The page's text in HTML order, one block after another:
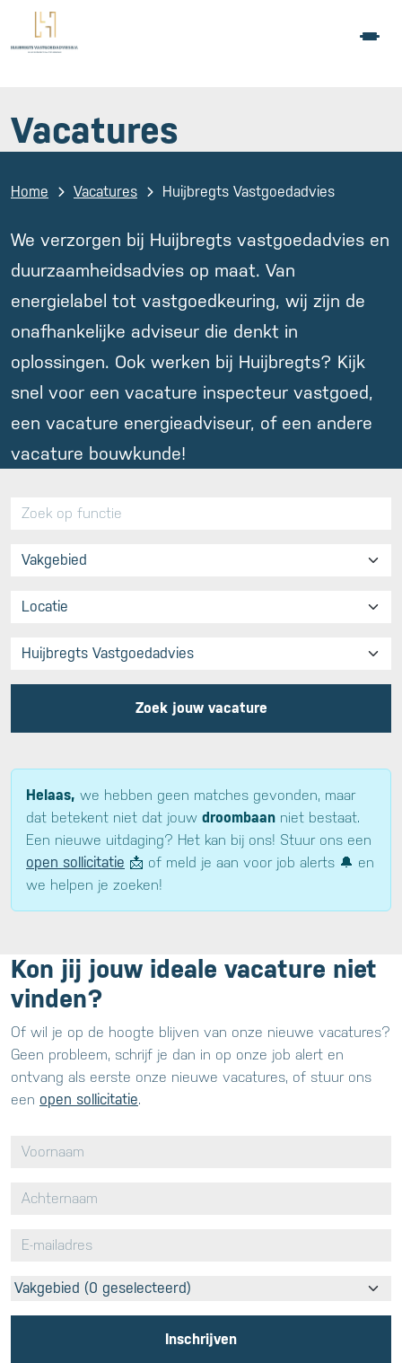
Vacatures
Home Vacatures Huijbregts Vastgoedadvies
We verzorgen bij Huijbregts vastgoedadvies en
duurzaamheidsadvies op maat. Van
energielabel tot vastgoedkeuring, wij zijn de
onafhankelijke adviseur die denkt in
oplossingen. Ook werken bij Huijbregts? Kijk
snel voor een vacature inspecteur vastgoed,
een vacature energieadviseur, of een andere
vacature bouwkunde!
Zoek jouw vacature
Helaas, we hebben geen matches gevonden, maar
dat betekent niet dat jouw droombaan niet bestaat.
Een nieuwe uitdaging? Het kan bij ons! Stuur ons een
open sollicitatie 📩 of meld je aan voor job alerts 🔔 en
we helpen je zoeken!
Kon jij jouw ideale vacature niet
vinden?
Of wil je op de hoogte blijven van onze nieuwe vacatures?
Geen probleem, schrijf je dan in op onze job alert en
ontvang als eerste onze nieuwe vacatures, of stuur ons
een open sollicitatie.
Vakgebied (0 geselecteerd)
Inschrijven